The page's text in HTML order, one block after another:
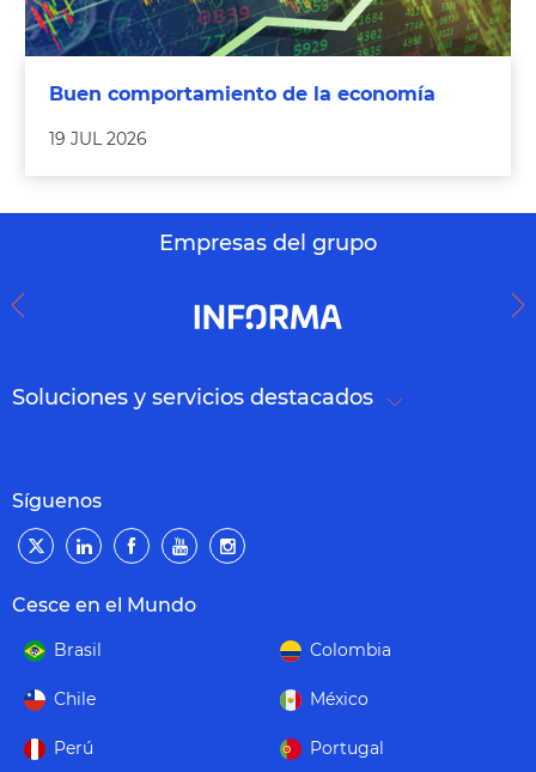
Buen comportamiento de la economía
19 JUL 2026
Empresas del grupo
Soluciones y servicios destacados
Síguenos
Cesce en el Mundo
Brasil Colombia
Chile México
Perú Portugal